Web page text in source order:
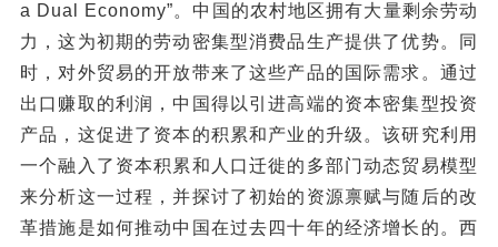
a Dual Economy”。中国的农村地区拥有大量剩余劳动
力，这为初期的劳动密集型消费品生产提供了优势。同
时，对外贸易的开放带来了这些产品的国际需求。通过
出口赚取的利润，中国得以引进高端的资本密集型投资
产品，这促进了资本的积累和产业的升级。该研究利用
一个融入了资本积累和人口迁徙的多部门动态贸易模型
来分析这一过程，并探讨了初始的资源禀赋与随后的改
革措施是如何推动中国在过去四十年的经济增长的。西